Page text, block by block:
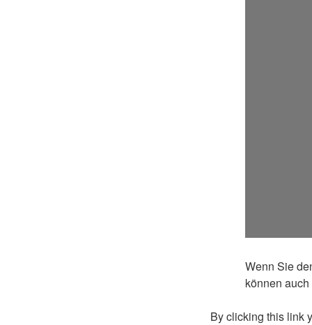
Wenn Sie
können
By clicking this link